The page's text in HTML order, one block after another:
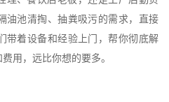
油池清掏、抽粪吸污的需求，直接
带着设备和经验上门，帮你彻底解
用，远比你想的要多。